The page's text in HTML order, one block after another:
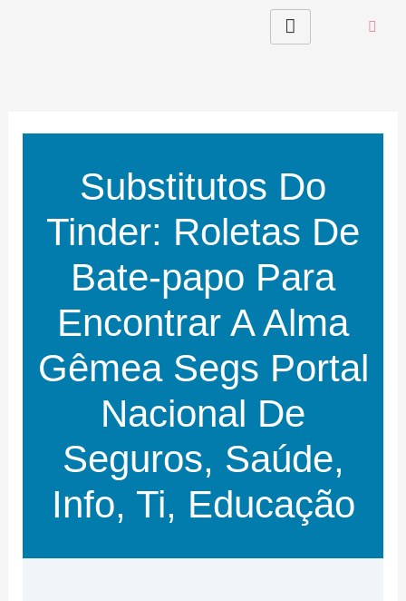
Substitutos Do
Tinder: Roletas De
Bate-papo Para
Encontrar A Alma
Gêmea Segs Portal
Nacional De
Seguros, Saúde,
Info, Ti, Educação